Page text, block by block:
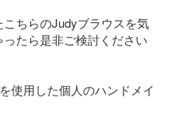
ちらのJudyブラウスを気
たら是非ご検討ください
使用した個人のハンドメイ